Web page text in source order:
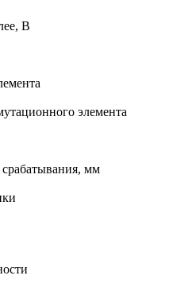
В
элемента
мм